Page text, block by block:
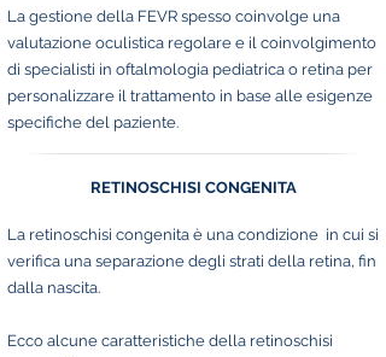
La gestione della FEVR spesso coinvolge una
valutazione oculistica regolare e il coinvolgimento
di specialisti in oftalmologia pediatrica o retina per
personalizzare il trattamento in base alle esigenze
specifiche del paziente.
RETINOSCHISI CONGENITA
La retinoschisi congenita è una condizione in cui si
verifica una separazione degli strati della retina, fin
dalla nascita.
Ecco alcune caratteristiche della retinoschisi